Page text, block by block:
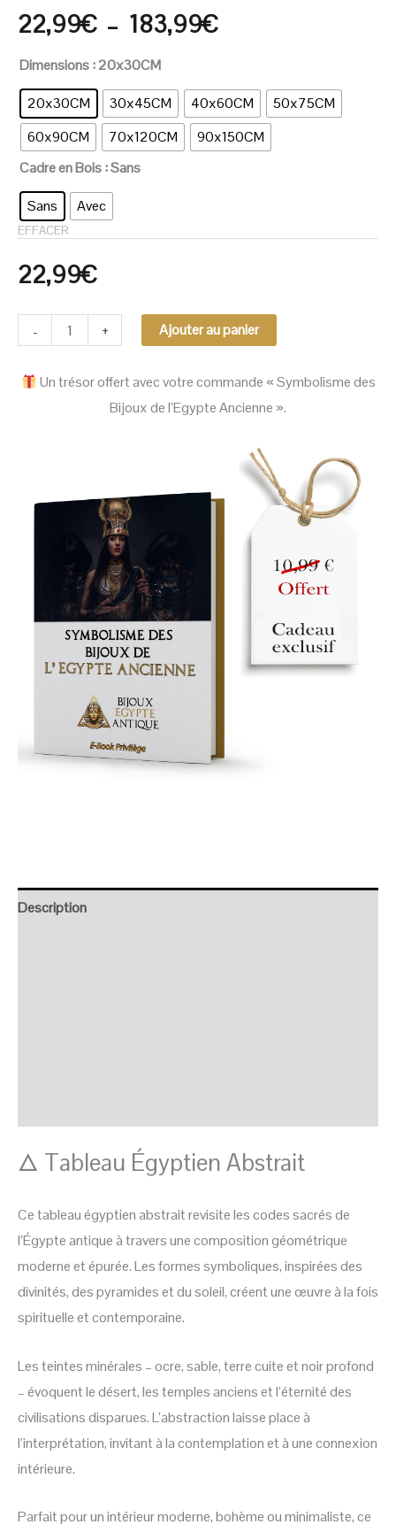
22,99€ – 183,99€
Dimensions: 20x30CM
20x30CM 30x45CM 40x60CM
50x75CM
60x90CM
70x120CM
90x150CM
Cadre en Bois: Sans
Sans Avec
EFFACER
22,99€
- + Ajouter au panier
Un trésor offert avec votre commande « Symbolisme des
Bijoux de l’Egypte Ancienne ».
Description
🜂 Tableau Égyptien Abstrait
Ce tableau égyptien abstrait revisite les codes sacrés de
l’Égypte antique à travers une composition géométrique
moderne et épurée. Les formes symboliques, inspirées des
divinités, des pyramides et du soleil, créent une œuvre à la fois
spirituelle et contemporaine.
Les teintes minérales – ocre, sable, terre cuite et noir profond
– évoquent le désert, les temples anciens et l’éternité des
civilisations disparues. L’abstraction laisse place à
l’interprétation, invitant à la contemplation et à une connexion
intérieure.
Parfait pour un intérieur moderne, bohème ou minimaliste, ce